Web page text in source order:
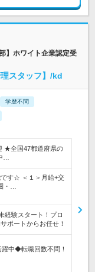
】ホワイト企業認定受
スタッフ】/kd
学歴不問
★全国47都道府県の
…
す☆ ＜１＞月給+交
・…
経験スタート！プロ
ポートからお任せ！
中◆転職回数不問！